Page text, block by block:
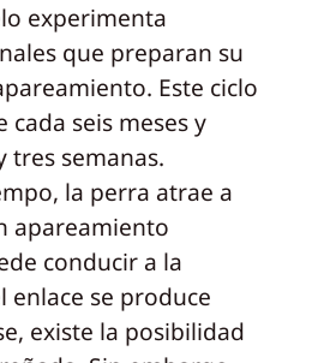
experimenta
que preparan su
Este ciclo
cada seis meses y
tres semanas.
la perra atrae a
apareamiento
conducir a la
enlace se produce
existe la posibilidad